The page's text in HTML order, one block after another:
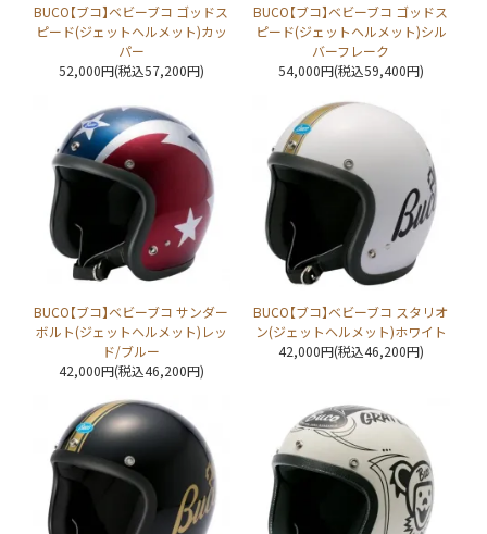
BUCO【ブコ】ベビーブコ ゴッドス
ピード(ジェットヘルメット)カッ
パー
52,000円(税込57,200円)
BUCO【ブコ】ベビーブコ ゴッドス
ピード(ジェットヘルメット)シル
バーフレーク
54,000円(税込59,400円)
BUCO【ブコ】ベビーブコ サンダー
ボルト(ジェットヘルメット)レッ
ド/ブルー
42,000円(税込46,200円)
BUCO【ブコ】ベビーブコ スタリオ
ン(ジェットヘルメット)ホワイト
42,000円(税込46,200円)